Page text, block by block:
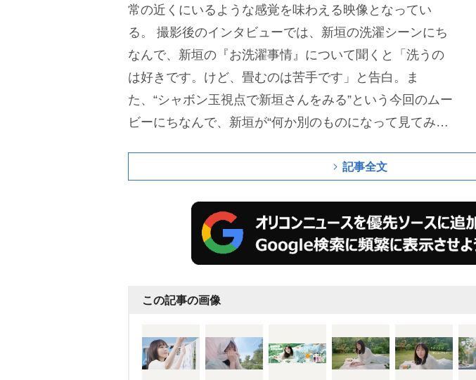
常の近くにいるような感覚を味わえる映像となってい
る。
撮影後のインタビューでは、新垣の洗濯シーンにち
なんで、新垣の『お洗濯事情』について聞くと「洗うの
は好きです。けど、畳むのは苦手です」と告白。ま
た、“シャボン玉視点で新垣さんをみる”という今回のムー
ビーにちなんで、新垣が“何か別のものになって見てみた
そこで生まれる人間ドラマを見たい」と語っていた。
記事全文
この記事の画像